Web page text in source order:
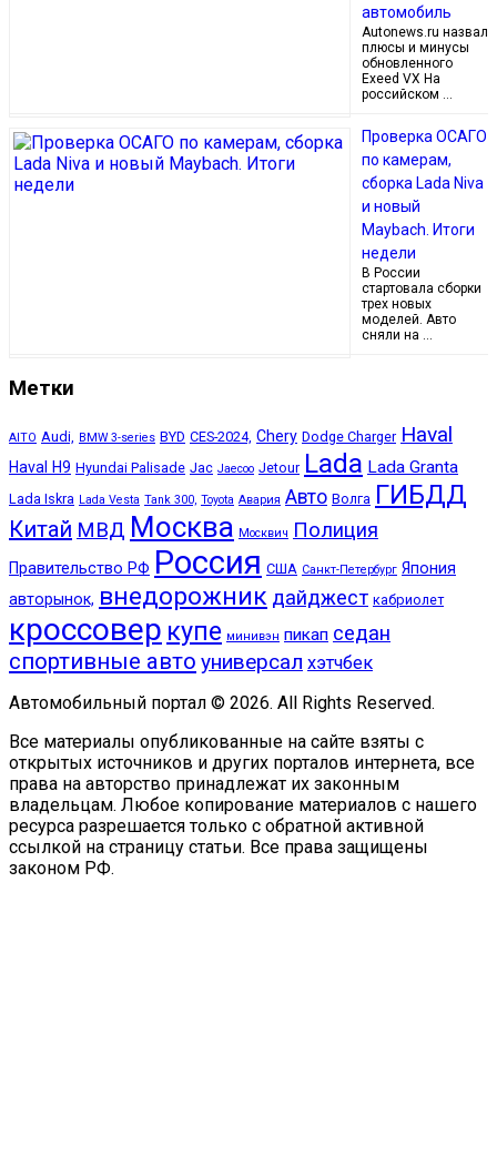
автомобиль
Autonews.ru назвал
плюсы и минусы
обновленного
Exeed VX На
российском …
Проверка ОСАГО
по камерам,
сборка Lada Niva
и новый
Maybach. Итоги
недели
В России
стартовала сборки
трех новых
моделей. Авто
сняли на …
Метки
AITO Audi, BMW 3-series BYD CES-2024, Chery Dodge Charger Haval
Haval H9 Hyundai Palisade Jac Jaecoo Jetour Lada Lada Granta
Lada Iskra Lada Vesta Tank 300, Toyota Авария Авто Волга ГИБДД
Китай МВД Москва Москвич Полиция
Правительство РФ Россия США Санкт-Петербург Япония
авторынок, внедорожник дайджест кабриолет
кроссовер купе минивэн пикап седан
спортивные авто универсал хэтчбек
Автомобильный портал © 2026. All Rights Reserved.
Все материалы опубликованные на сайте взяты с
открытых источников и других порталов интернета, все
права на авторство принадлежат их законным
владельцам. Любое копирование материалов с нашего
ресурса разрешается только с обратной активной
ссылкой на страницу статьи. Все права защищены
законом РФ.